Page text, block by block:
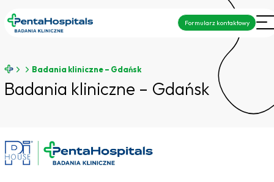
Formularz kontaktowy
Badania kliniczne – Gdańsk
Badania kliniczne – Gdańsk